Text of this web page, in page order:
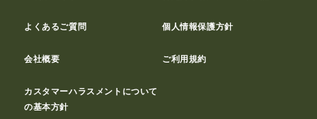
よくあるご質問 個人情報保護方針
会社概要 ご利用規約
カスタマーハラスメントについて
の基本方針